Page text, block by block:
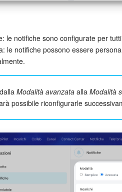
le notifiche sono configurate per
le notifiche possono essere
Modalità avanzata alla Modalità
possibile riconfigurarle